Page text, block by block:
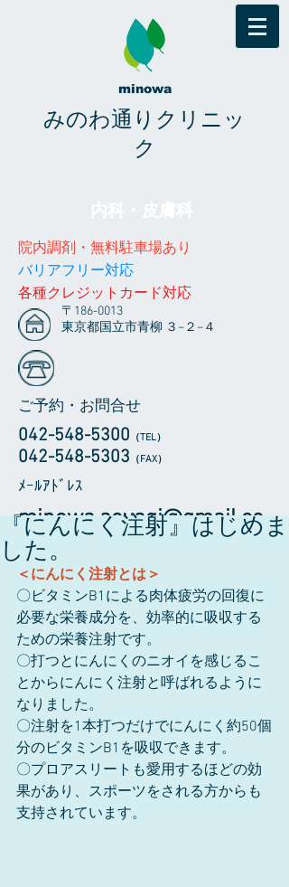
minowa
みのわ通りクリニッ
ク
〒186-0013
東京都国立市青柳 ３−２−４
院内調剤・無料駐車場あり
​​バリアフリー対応
​各種クレジットカード対応
ご予約・お問合せ
042-548-5300 （TEL）
​042-548-5303 （FAX）
​ﾒｰﾙｱﾄﾞﾚｽ
minowa.aoyagi@gmail.co
m
『にんにく注射』はじめま
した。
＜にんにく注射とは＞
〇ビタミンB1による肉体疲労の回復に
必要な栄養成分を、効率的に吸収する
ための栄養注射です。
〇打つとにんにくのニオイを感じるこ
とからにんにく注射と呼ばれるように
なりました。
〇注射を1本打つだけでにんにく約50個
分のビタミンB1を吸収できます。
〇プロアスリートも愛用するほどの効
果があり、スポーツをされる方からも
支持されています。